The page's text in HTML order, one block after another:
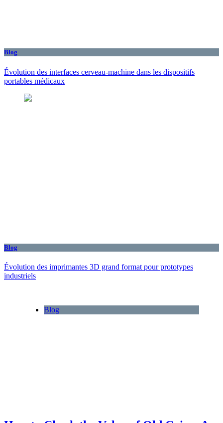
Blog
Évolution des interfaces cerveau-machine dans les dispositifs
portables médicaux
Blog
Évolution des imprimantes 3D grand format pour prototypes
industriels
Blog